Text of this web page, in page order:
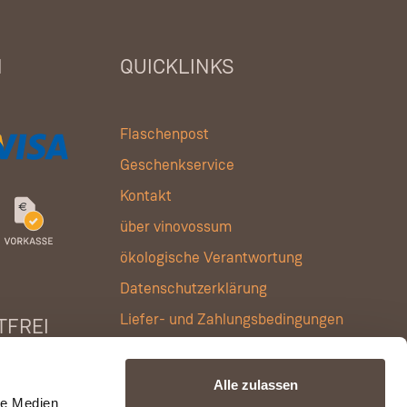
Medien
Alle zulassen
QUICKLINKS
Flaschenpost
Geschenkservice
Kontakt
über vinovossum
ökologische Verantwortung
Datenschutzerklärung
Liefer- und Zahlungsbedingungen